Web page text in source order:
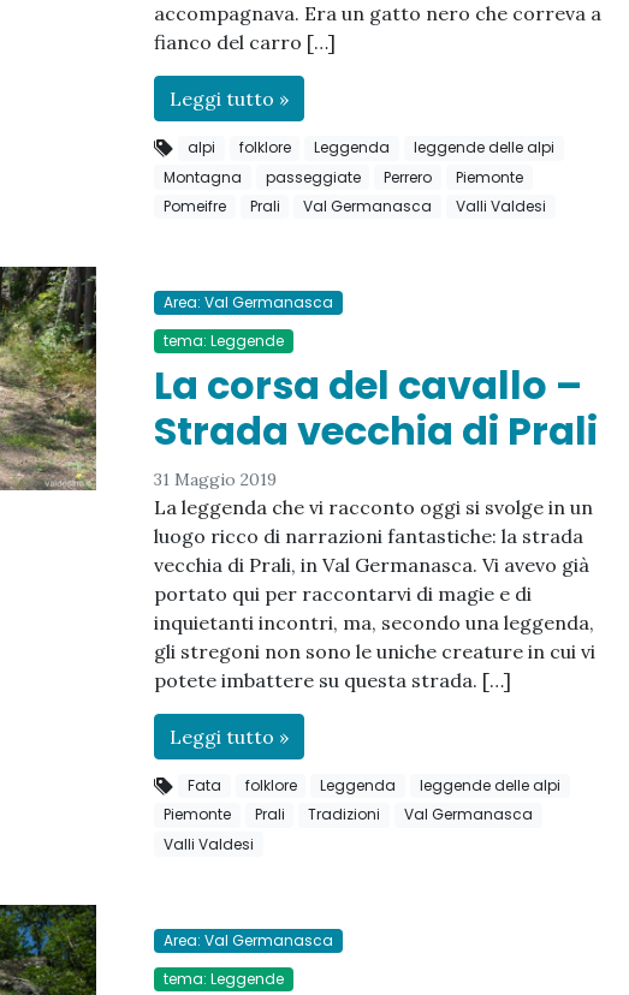
accompagnava. Era un gatto nero che correva a
fianco del carro […]
Leggi tutto »
alpi folklore Leggenda
leggende delle alpi
Montagna
passeggiate Perrero
Piemonte
Pomeifre
Prali Val Germanasca Valli Valdesi
Area: Val Germanasca
tema: Leggende
La corsa del cavallo –
Strada vecchia di Prali
31 Maggio 2019
La leggenda che vi racconto oggi si svolge in un
luogo ricco di narrazioni fantastiche: la strada
vecchia di Prali, in Val Germanasca. Vi avevo già
portato qui per raccontarvi di magie e di
inquietanti incontri, ma, secondo una leggenda,
gli stregoni non sono le uniche creature in cui vi
potete imbattere su questa strada. […]
Leggi tutto »
Fata folklore Leggenda
leggende delle alpi
Piemonte
Prali Tradizioni
Val Germanasca
Valli Valdesi
Area: Val Germanasca
tema: Leggende